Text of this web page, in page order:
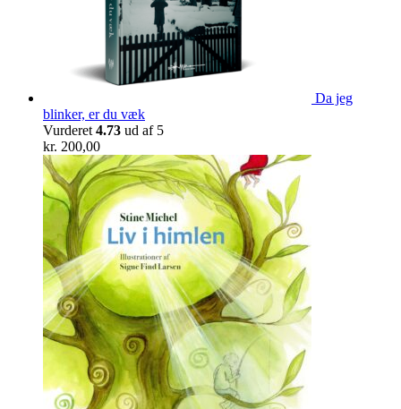
Da jeg
blinker, er du væk
Vurderet 4.73 ud af 5
kr. 200,00